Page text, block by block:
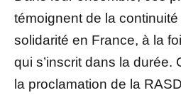
témoignent de la continuité
solidarité en France, à la
qui s’inscrit dans la durée.
la proclamation de la